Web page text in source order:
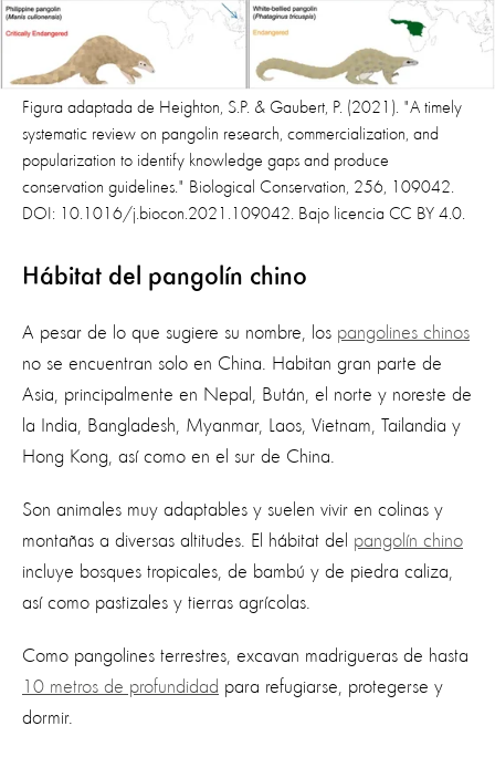
Figura adaptada de Heighton, S.P. & Gaubert, P. (2021). "A timely
systematic review on pangolin research, commercialization, and
popularization to identify knowledge gaps and produce
conservation guidelines." Biological Conservation, 256, 109042.
DOI: 10.1016/j.biocon.2021.109042. Bajo licencia CC BY 4.0.
Hábitat del pangolín chino
A pesar de lo que sugiere su nombre, los pangolines chinos
no se encuentran solo en China. Habitan gran parte de
Asia, principalmente en Nepal, Bután, el norte y noreste de
la India, Bangladesh, Myanmar, Laos, Vietnam, Tailandia y
Hong Kong, así como en el sur de China.
Son animales muy adaptables y suelen vivir en colinas y
montañas a diversas altitudes. El hábitat del pangolín chino
incluye bosques tropicales, de bambú y de piedra caliza,
así como pastizales y tierras agrícolas.
Como pangolines terrestres, excavan madrigueras de hasta
10 metros de profundidad para refugiarse, protegerse y
dormir.